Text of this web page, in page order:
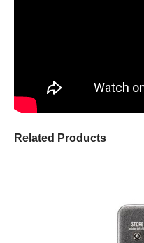
Related Products